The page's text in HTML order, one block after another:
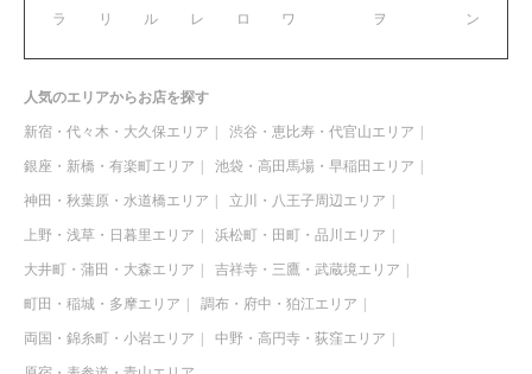
ラ リ ル レ ロ ワ ヲ ン
人気のエリアからお店を探す
新宿・代々木・大久保エリア 渋谷・恵比寿・代官山エリア
銀座・新橋・有楽町エリア 池袋・高田馬場・早稲田エリア
神田・秋葉原・水道橋エリア 立川・八王子周辺エリア
上野・浅草・日暮里エリア 浜松町・田町・品川エリア
大井町・蒲田・大森エリア 吉祥寺・三鷹・武蔵境エリア
町田・稲城・多摩エリア 調布・府中・狛江エリア
両国・錦糸町・小岩エリア 中野・高円寺・荻窪エリア